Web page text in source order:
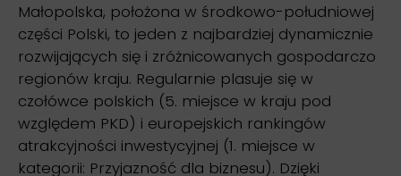
Małopolska, położona w środkowo-południowej
części Polski, to jeden z najbardziej dynamicznie
rozwijających się i zróżnicowanych gospodarczo
regionów kraju. Regularnie plasuje się w
czołówce polskich (5. miejsce w kraju pod
względem PKD) i europejskich rankingów
atrakcyjności inwestycyjnej (1. miejsce w
kategorii: Przyjazność dla biznesu). Dzięki